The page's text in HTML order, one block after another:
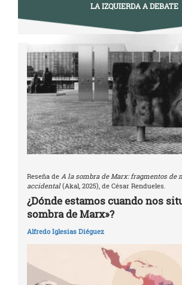
LA IZQUIERDA A DEBATE
Reseña de A la sombra de Marx: fragmentos de
accidental(Akal, 2025), de César Rendueles.
¿Dónde estamos cuando nos
sombra de Marx»?
Alfredo Iglesias Diéguez